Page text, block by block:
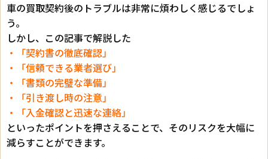
車の買取契約後のトラブルは非常に煩わしく感じるでしょ
う。
しかし、この記事で解説した
・「契約書の徹底確認」
・「信頼できる業者選び」
・「書類の完璧な準備」
・「引き渡し時の注意」
・「入金確認と迅速な連絡」
といったポイントを押さえることで、そのリスクを大幅に
減らすことができます。